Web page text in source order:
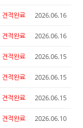
견적완료 2026.06.16
견적완료 2026.06.16
견적완료 2026.06.15
견적완료 2026.06.15
견적완료 2026.06.15
견적완료 2026.06.10